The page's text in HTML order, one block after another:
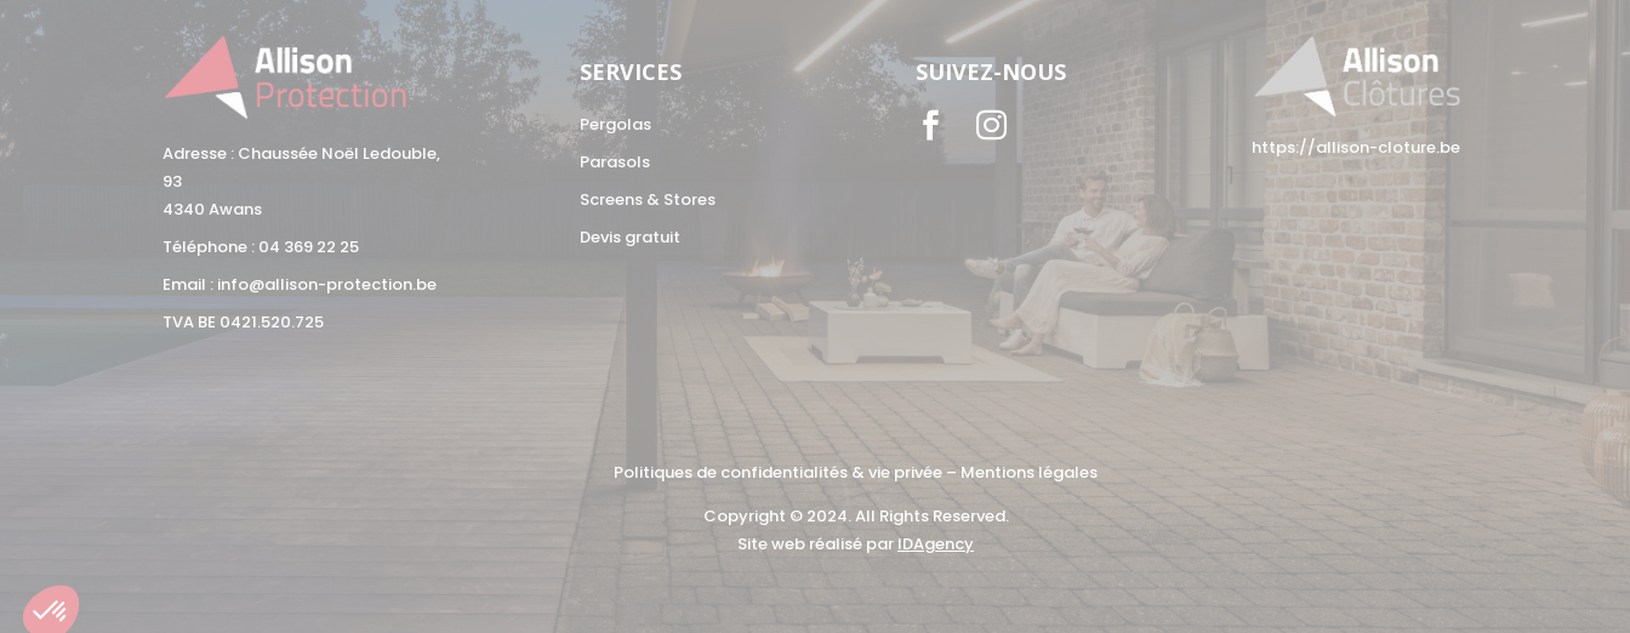
Adresse : Chaussée Noël Ledouble,
93
4340 Awans
Téléphone : 04 369 22 25
Email : info@allison-protection.be
TVA BE 0421.520.725
SERVICES
Pergolas
Parasols
Screens & Stores
Devis gratuit
SUIVEZ-NOUS
 
https://allison-cloture.be
Politiques de confidentialités & vie privée – Mentions légales
Copyright © 2024. All Rights Reserved.
Site web réalisé par IDAgency